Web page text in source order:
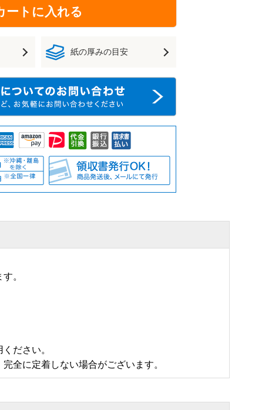
ートに入れる
紙の厚みの目安
。
ださい。
全に定着しない場合がございます。